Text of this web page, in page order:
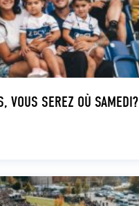
VOUS SEREZ OÙ SAMEDI?